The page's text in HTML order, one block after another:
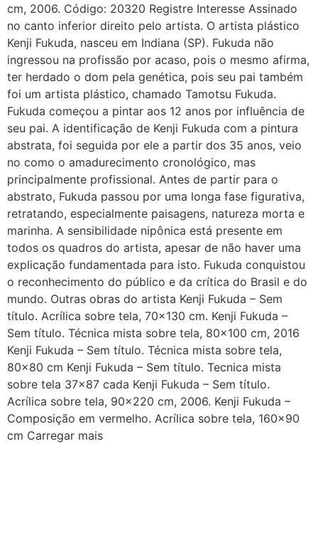
cm, 2006. Código: 20320 Registre Interesse Assinado
no canto inferior direito pelo artista. O artista plástico
Kenji Fukuda, nasceu em Indiana (SP). Fukuda não
ingressou na profissão por acaso, pois o mesmo afirma,
ter herdado o dom pela genética, pois seu pai também
foi um artista plástico, chamado Tamotsu Fukuda.
Fukuda começou a pintar aos 12 anos por influência de
seu pai. A identificação de Kenji Fukuda com a pintura
abstrata, foi seguida por ele a partir dos 35 anos, veio
no como o amadurecimento cronológico, mas
principalmente profissional. Antes de partir para o
abstrato, Fukuda passou por uma longa fase figurativa,
retratando, especialmente paisagens, natureza morta e
marinha. A sensibilidade nipônica está presente em
todos os quadros do artista, apesar de não haver uma
explicação fundamentada para isto. Fukuda conquistou
o reconhecimento do público e da crítica do Brasil e do
mundo. Outras obras do artista Kenji Fukuda – Sem
título. Acrílica sobre tela, 70×130 cm. Kenji Fukuda –
Sem título. Técnica mista sobre tela, 80×100 cm, 2016
Kenji Fukuda – Sem título. Técnica mista sobre tela,
80×80 cm Kenji Fukuda – Sem título. Tecnica mista
sobre tela 37×87 cada Kenji Fukuda – Sem título.
Acrílica sobre tela, 90×220 cm, 2006. Kenji Fukuda –
Composição em vermelho. Acrílica sobre tela, 160×90
cm Carregar mais